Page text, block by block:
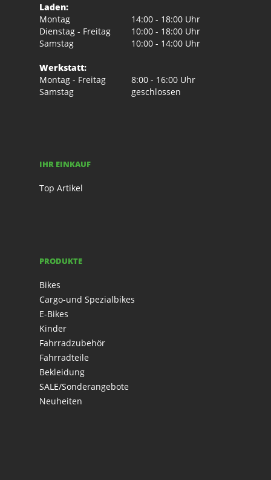
Laden:
Montag
14:00 - 18:00 Uhr
Dienstag - Freitag
10:00 - 18:00 Uhr
Samstag
10:00 - 14:00 Uhr
Werkstatt:
Montag - Freitag
8:00 - 16:00 Uhr
Samstag
geschlossen
IHR EINKAUF
Top Artikel
PRODUKTE
Bikes
Cargo-und Spezialbikes
E-Bikes
Kinder
Fahrradzubehör
Fahrradteile
Bekleidung
SALE/Sonderangebote
Neuheiten